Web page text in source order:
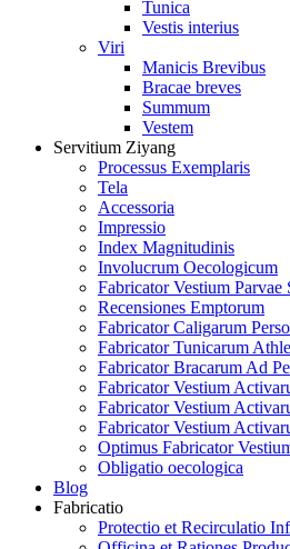
Tunica
Vestis interius
Viri
Manicis Brevibus
Bracae breves
Summum
Vestem
Servitium Ziyang
Processus Exemplaris
Tela
Accessoria
Impressio
Index Magnitudinis
Involucrum Oecologicum
Fabricator Vestium Parvae
Recensiones Emptorum
Fabricator Caligarum
Fabricator Tunicarum
Fabricator Bracarum Ad
Fabricator Vestium
Fabricator Vestium
Fabricator Vestium
Optimus Fabricator
Obligatio oecologica
Blog
Fabricatio
Protectio et Recirculatio